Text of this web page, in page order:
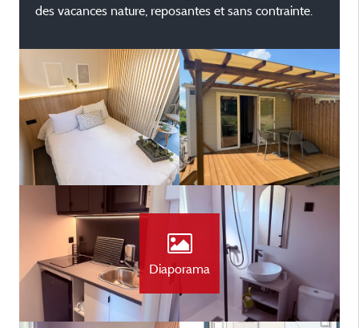
des vacances nature, reposantes et sans contrainte.
Diaporama